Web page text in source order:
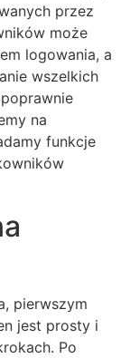
przez
może
logowania, a
wszelkich
na
funkcje
pierwszym
jest prosty i
Po